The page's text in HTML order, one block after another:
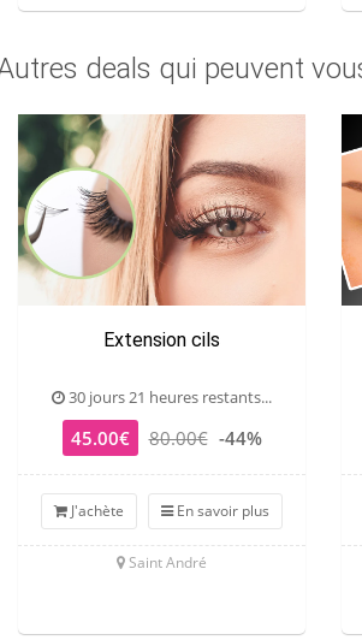
deals qui peuvent
Extension cils
30 jours 21 heures restants...
45.00€ 80.00€ -44%
J'achète En savoir plus
Saint André